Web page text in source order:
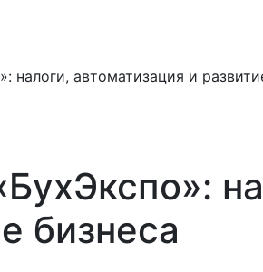
налоги, автоматизация и
бизнеса